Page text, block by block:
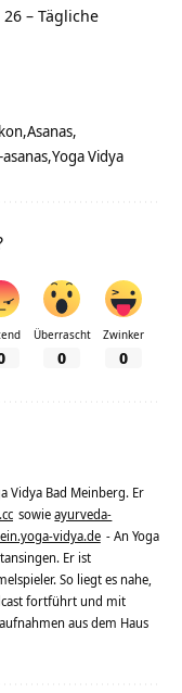
– Tägliche
Asanas
Yoga Vidya
Überrascht
0
Zwinker
0
Vidya Bad Meinberg. Er
sowieayurveda-
vidya.de - An Yoga
Er ist
So liegt es nahe,
fortführt und mit
aus dem Haus